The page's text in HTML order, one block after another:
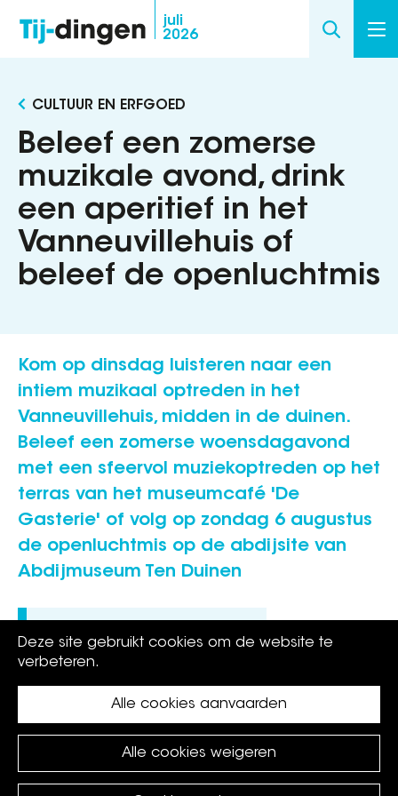
inhoud
gaan
juli
2026
CULTUUR EN ERFGOED
Beleef een zomerse
muzikale avond, drink
een aperitief in het
Vanneuvillehuis of
beleef de openluchtmis
Kom op dinsdag luisteren naar een
intiem muzikaal optreden in het
Vanneuvillehuis, midden in de duinen.
Beleef een zomerse woensdagavond
met een sfeervol muziekoptreden op het
terras van het museumcafé 'De
Gasterie' of volg op zondag 6 augustus
de openluchtmis op de abdijsite van
Abdijmuseum Ten Duinen
Deel op
Deze site gebruikt cookies om de website te
verbeteren.
Alle cookies weigeren
Alle cookies aanvaarden